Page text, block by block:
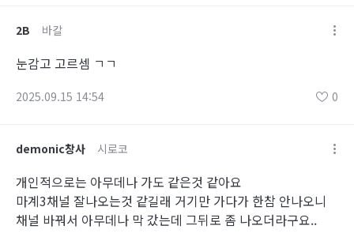
2B 바칼
눈감고 고르셈 ㄱㄱ
2025.09.15 14:54 0
demonic창사 시로코
개인적으로는 아무데나 가도 같은것 같아요
마계3채널 잘나오는것 같길래 거기만 가다가 한참 안나오니
채널 바꿔서 아무데나 막 갔는데 그뒤로 좀 나오더라구요..